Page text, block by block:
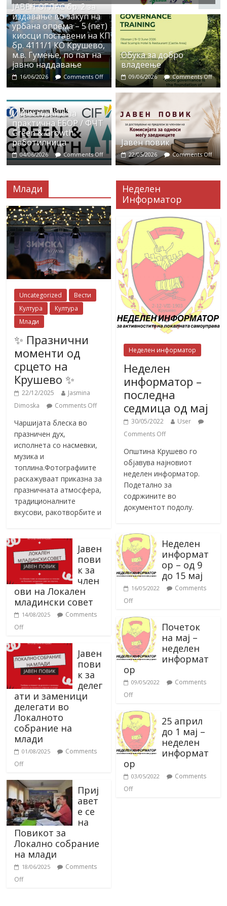
ЈАВЕН ОГЛАС бр. 2 за
издавање во закуп на
урбана опрема – 5 (пет)
киосци поставени на КП
бр. 4111/1 КО Крушево,
м.в. Гумење, по пат на
јавно наддавање
16/06/2026 Comments Off
Обука за добро
владеење
09/06/2026 Comments Off
Известување за
практична ЕБОР / ФЧТ
Green & Growth
работилница
04/06/2026 Comments Off
Јавен повик
22/05/2026 Comments Off
Млади
Uncategorized
Вести
Култура
Култура
Млади
✨ Празнични
моменти од
срцето на
Крушево ✨
22/12/2025
Jasmina
Dimoska
Comments Off
Чаршијата блеска во
празничен дух,
исполнета со насмевки,
музика и
топлина.Фотографиите
раскажуваат приказна за
празничната атмосфера,
традиционалните
вкусови, ракотворбите и
Јавен
пови
к за
член
ови на Локален
младински совет
14/08/2025
Comments
Off
Јавен
пови
к за
делег
ати и заменици
делегати во
Локалното
собрание на
млади
01/08/2025
Comments
Off
Приј
авет
е се
на
Повикот за
Локално собрание
на млади
18/06/2025
Comments
Off
Неделен
Информатор
Неделен информатор
Неделен
информатор –
последна
седмица од мај
30/05/2022
User
Comments Off
Општина Крушево го
објавува најновиот
неделен информатор.
Подетално за
содржините во
документот подолу.
Неделен
информат
ор – од 9
до 15 мај
16/05/2022
Comments
Off
Почеток
на мај –
неделен
информат
ор
09/05/2022
Comments
Off
25 април
до 1 мај –
неделен
информат
ор
03/05/2022
Comments
Off